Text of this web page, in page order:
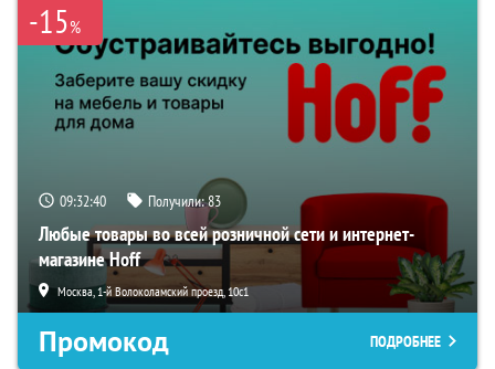
-15%
09:32:39 Получили:83
Любые товары во всей розничной сети и интернет-
магазине Hoff
Москва, 1-й Волоколамский проезд, 10с1
Промокод ПОДРОБНЕЕ